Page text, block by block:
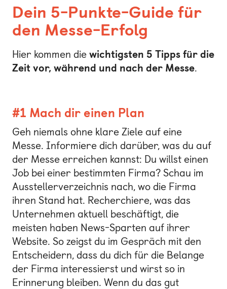
Dein 5-Punkte-Guide für
den Messe-Erfolg
Hier kommen die wichtigsten 5 Tipps für die
Zeit vor, während und nach der Messe.
#1 Mach dir einen Plan
Geh niemals ohne klare Ziele auf eine
Messe. Informiere dich darüber, was du auf
der Messe erreichen kannst: Du willst einen
Job bei einer bestimmten Firma? Schau im
Ausstellerverzeichnis nach, wo die Firma
ihren Stand hat. Recherchiere, was das
Unternehmen aktuell beschäftigt, die
meisten haben News-Sparten auf ihrer
Website. So zeigst du im Gespräch mit den
Entscheidern, dass du dich für die Belange
der Firma interessierst und wirst so in
Erinnerung bleiben. Wenn du das gut